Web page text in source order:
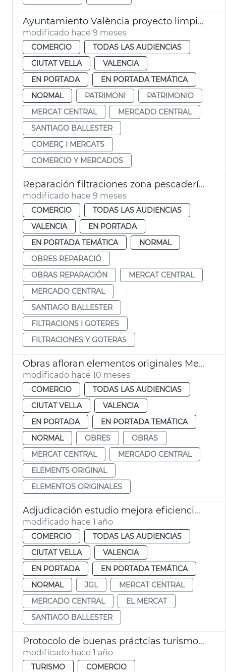
Ayuntamiento València proyecto limpieza fachadas Mercado Central
modificado hace 9 meses
COMERCIO
TODAS LAS AUDIENCIAS
CIUTAT VELLA
VALENCIA
EN PORTADA
EN PORTADA TEMÁTICA
NORMAL
PATRIMONI
PATRIMONIO
MERCAT CENTRAL
MERCADO CENTRAL
SANTIAGO BALLESTER
COMERÇ I MERCATS
COMERCIO Y MERCADOS
Reparación filtraciones zona pescaderías Mercado Central
modificado hace 9 meses
COMERCIO
TODAS LAS AUDIENCIAS
VALENCIA
EN PORTADA
EN PORTADA TEMÁTICA
NORMAL
OBRES REPARACIÓ
OBRAS REPARACIÓN
MERCAT CENTRAL
MERCADO CENTRAL
SANTIAGO BALLESTER
FILTRACIONS I GOTERES
FILTRACIONES Y GOTERAS
Obras afloran elementos originales Mercado Central de València
modificado hace 10 meses
COMERCIO
TODAS LAS AUDIENCIAS
CIUTAT VELLA
VALENCIA
EN PORTADA
EN PORTADA TEMÁTICA
NORMAL
OBRES
OBRAS
MERCAT CENTRAL
MERCADO CENTRAL
ELEMENTS ORIGINAL
ELEMENTOS ORIGINALES
Adjudicación estudio mejora eficiencia energética Mercado Central València
modificado hace 1 año
COMERCIO
TODAS LAS AUDIENCIAS
CIUTAT VELLA
VALENCIA
EN PORTADA
EN PORTADA TEMÁTICA
NORMAL
JGL
MERCAT CENTRAL
MERCADO CENTRAL
EL MERCAT
SANTIAGO BALLESTER
Protocolo de buenas práctcias turismo Mercado Central València
modificado hace 1 año
TURISMO
COMERCIO